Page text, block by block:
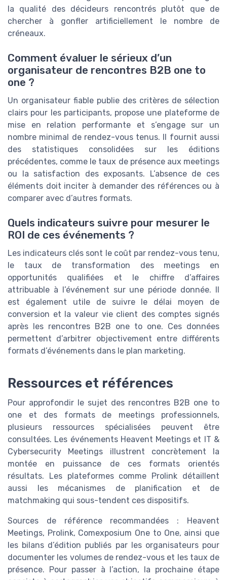
la qualité des décideurs rencontrés plutôt que de
chercher à gonfler artificiellement le nombre de
créneaux.
Comment évaluer le sérieux d’un
organisateur de rencontres B2B one to
one ?
Un organisateur fiable publie des critères de sélection
clairs pour les participants, propose une plateforme de
mise en relation performante et s’engage sur un
nombre minimal de rendez-vous tenus. Il fournit aussi
des statistiques consolidées sur les éditions
précédentes, comme le taux de présence aux meetings
ou la satisfaction des exposants. L’absence de ces
éléments doit inciter à demander des références ou à
comparer avec d’autres formats.
Quels indicateurs suivre pour mesurer le
ROI de ces événements ?
Les indicateurs clés sont le coût par rendez-vous tenu,
le taux de transformation des meetings en
opportunités qualifiées et le chiffre d’affaires
attribuable à l’événement sur une période donnée. Il
est également utile de suivre le délai moyen de
conversion et la valeur vie client des comptes signés
après les rencontres B2B one to one. Ces données
permettent d’arbitrer objectivement entre différents
formats d’événements dans le plan marketing.
Ressources et références
Pour approfondir le sujet des rencontres B2B one to
one et des formats de meetings professionnels,
plusieurs ressources spécialisées peuvent être
consultées. Les événements Heavent Meetings et IT &
Cybersecurity Meetings illustrent concrètement la
montée en puissance de ces formats orientés
résultats. Les plateformes comme Prolink détaillent
aussi les mécanismes de planification et de
matchmaking qui sous-tendent ces dispositifs.
Sources de référence recommandées : Heavent
Meetings, Prolink, Comexposium One to One, ainsi que
les bilans d’édition publiés par les organisateurs pour
documenter les volumes de rendez-vous et les taux de
présence. Pour passer à l’action, la prochaine étape